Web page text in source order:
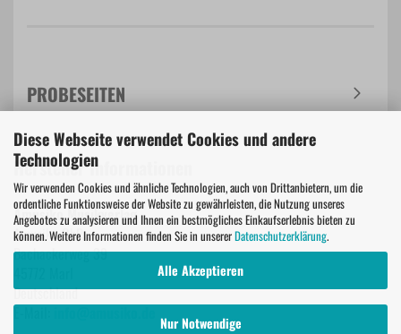
Diese Webseite verwendet Cookies und andere
Technologien
Wir verwenden Cookies und ähnliche Technologien, auch von Drittanbietern, um die
ordentliche Funktionsweise der Website zu gewährleisten, die Nutzung unseres
Angebotes zu analysieren und Ihnen ein bestmögliches Einkaufserlebnis bieten zu
können. Weitere Informationen finden Sie in unsererDatenschutzerklärung.
Alle Akzeptieren
Nur Notwendige
PROBESEITEN
Hersteller Informationen
Amusiko Musikverlag
Amusiko GbR
Bachackerweg 39
Deutschland
E-Mail: